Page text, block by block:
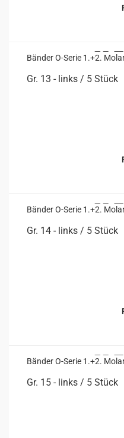
Bän­der O-​Serie 1.+2.
Gr. 13 - links / 5 Stück
Bän­der O-​Serie 1.+2.
Gr. 14 - links / 5 Stück
Bän­der O-​Serie 1.+2.
Gr. 15 - links / 5 Stück